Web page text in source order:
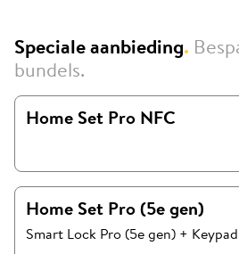
Speciale aanbieding.
bundels.
Home Set Pro NFC
Home Set Pro (5e gen)
Smart Lock Pro (5e gen) +